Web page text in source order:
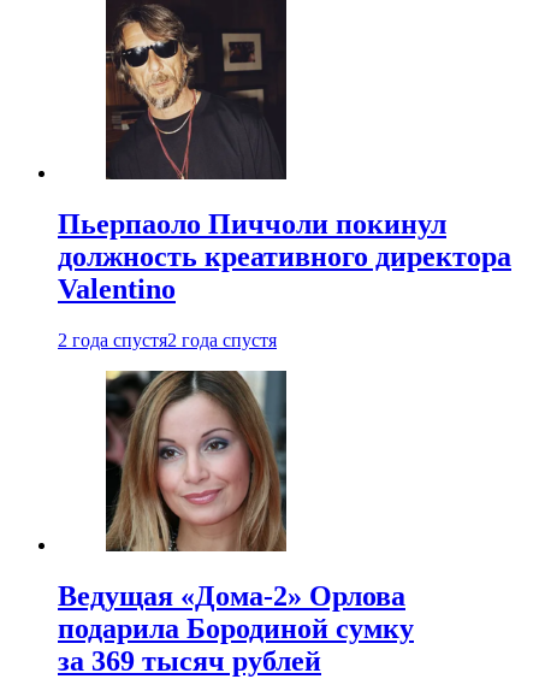
Пьерпаоло Пиччоли покинул
должность креативного директора
Valentino
2 года спустя2 года спустя
Ведущая «Дома-2» Орлова
подарила Бородиной сумку
за 369 тысяч рублей